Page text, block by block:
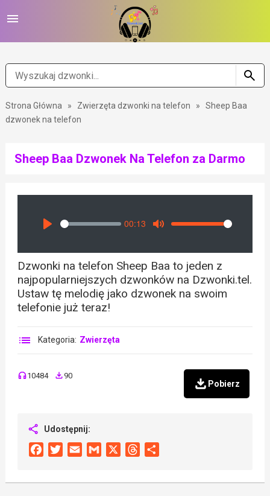
Strona Główna » Zwierzęta dzwonki na telefon »
Sheep Baa
dzwonek na telefon
Sheep Baa Dzwonek Na Telefon za Darmo
Seek
00:13
Volume
Dzwonki na telefon Sheep Baa to jeden z
najpopularniejszych dzwonków na Dzwonki.tel.
Ustaw tę melodię jako dzwonek na swoim
telefonie już teraz!
Kategoria: Zwierzęta
10484 90
Pobierz
Udostępnij:
FacebookTwitterEmail Gmail Threads